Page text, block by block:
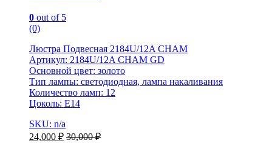
0 out of 5
(0)
Люстра Подвесная 2184U/12A CHAM
Артикул: 2184U/12A CHAM GD
Основной цвет: золото
Тип лампы: светодиодная, лампа накаливания
Количество ламп: 12
Цоколь: E14
SKU: n/a
24,000 ₽ 30,000₽